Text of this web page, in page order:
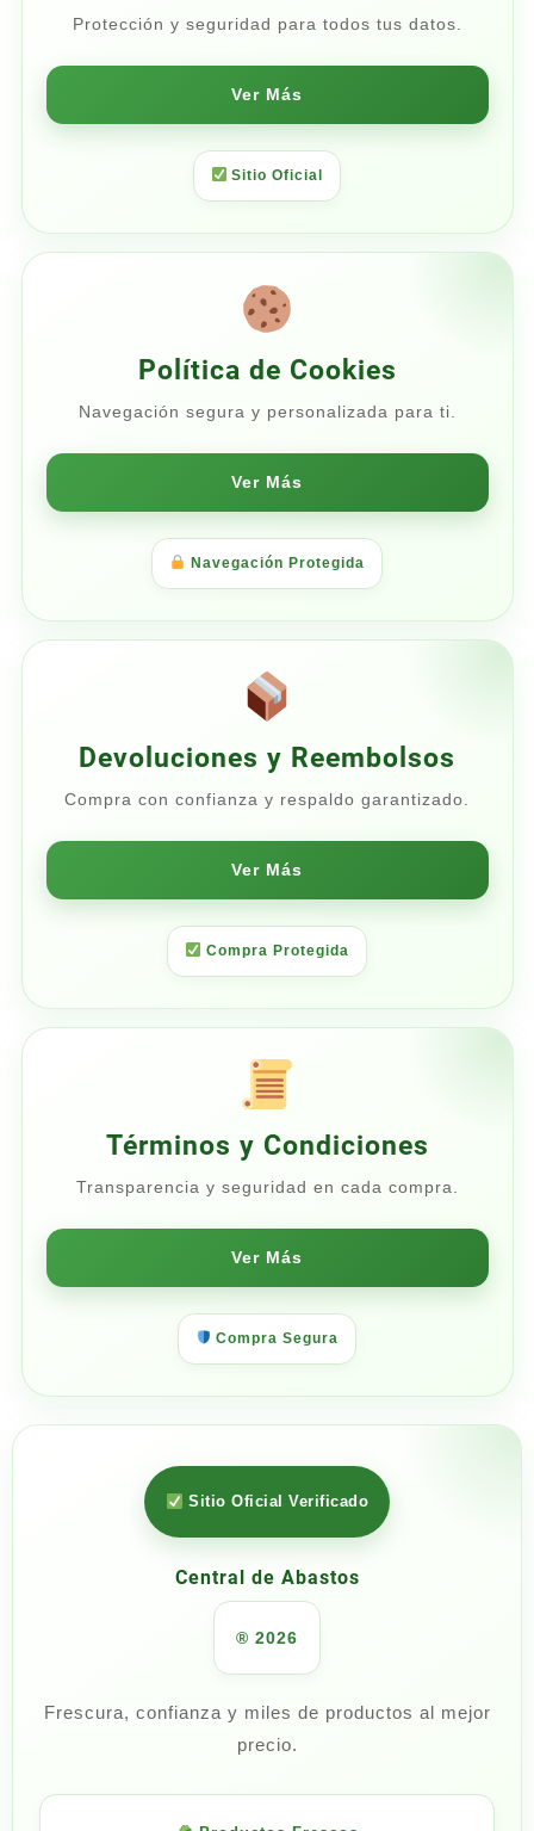
Protección y seguridad para todos tus datos.
Ver Más
Sitio Oficial
Política de Cookies
Navegación segura y personalizada para ti.
Ver Más
Navegación Protegida
Devoluciones y Reembolsos
Compra con confianza y respaldo garantizado.
Ver Más
Compra Protegida
Términos y Condiciones
Transparencia y seguridad en cada compra.
Ver Más
Compra Segura
Sitio Oficial Verificado
Central de Abastos
® 2026
Frescura, confianza y miles de productos al mejor
precio.